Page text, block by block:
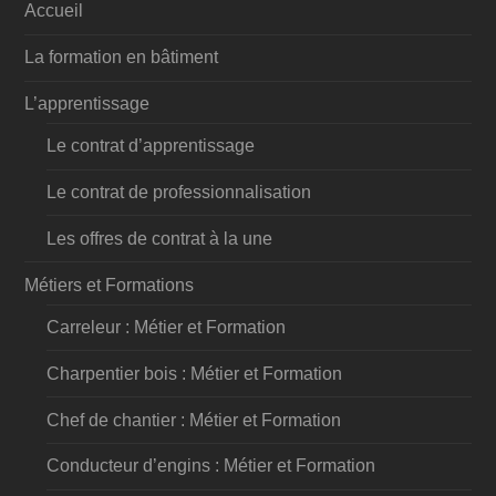
Accueil
La formation en bâtiment
L’apprentissage
Le contrat d’apprentissage
Le contrat de professionnalisation
Les offres de contrat à la une
Métiers et Formations
Carreleur : Métier et Formation
Charpentier bois : Métier et Formation
Chef de chantier : Métier et Formation
Conducteur d’engins : Métier et Formation